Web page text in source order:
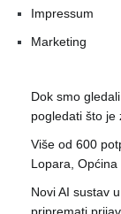
Impressum
Marketing
Dok smo
pogledati što je
Više od 600
Lopara,
Novi AI sustav